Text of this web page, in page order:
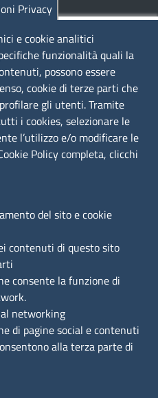
Privacy
e cookie analitici
funzionalità quali la
possono essere
cookie di terze parti che
gli utenti. Tramite
i cookies, selezionare le
l’utilizzo e/o modificare le
Policy completa, clicchi
del sito e cookie
contenuti di questo sito
consente la funzione di
networking
di pagine social e contenuti
alla terza parte di